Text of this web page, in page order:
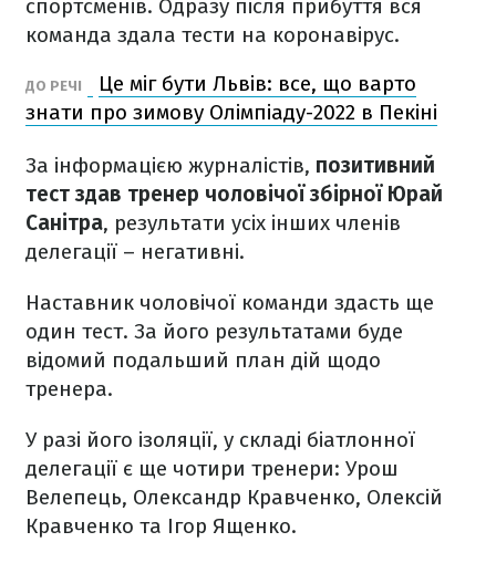
спортсменів. Одразу після прибуття вся
команда здала тести на коронавірус.
ДО РЕЧІ
Це міг бути Львів: все, що варто
знати про зимову Олімпіаду-2022 в Пекіні
За інформацією журналістів, позитивний
тест здав тренер чоловічої збірної Юрай
Санітра, результати усіх інших членів
делегації – негативні.
Наставник чоловічої команди здасть ще
один тест. За його результатами буде
відомий подальший план дій щодо
тренера.
У разі його ізоляції, у складі біатлонної
делегації є ще чотири тренери: Урош
Велепець, Олександр Кравченко, Олексій
Кравченко та Ігор Ященко.